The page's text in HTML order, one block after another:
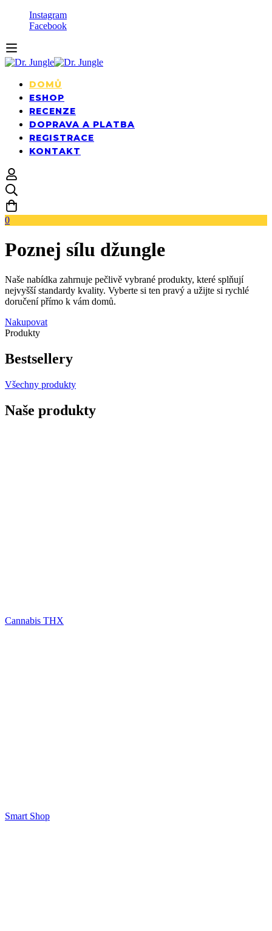
Instagram
Facebook
DOMŮ
ESHOP
RECENZE
DOPRAVA A PLATBA
REGISTRACE
KONTAKT
0
Poznej sílu džungle
Naše nabídka zahrnuje pečlivě vybrané produkty, které splňují
nejvyšší standardy kvality. Vyberte si ten pravý a užijte si rychlé
doručení přímo k vám domů.
Nakupovat
Produkty
Bestsellery
Všechny produkty
Naše produkty
Cannabis THX
Smart Shop